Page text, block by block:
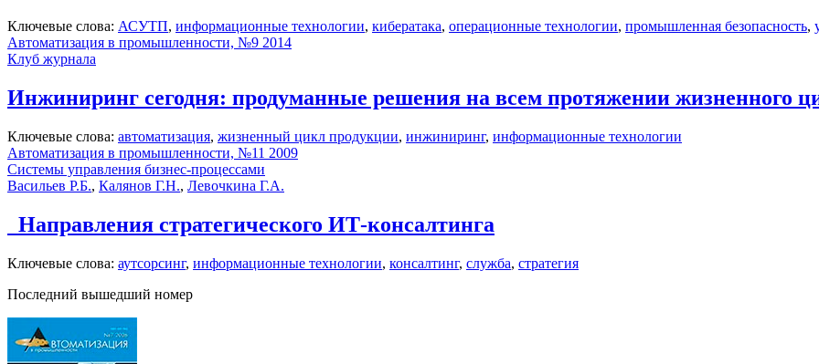
Ключевые слова: АСУТП, информационные технологии, кибератака, операционные технологии, промышленная безопасность,
Автоматизация в промышленности, №9 2014
Клуб журнала
Инжиниринг сегодня: продуманные решения на всем протяжении жизненного
Ключевые слова: автоматизация, жизненный цикл продукции, инжиниринг, информационные технологии
Автоматизация в промышленности, №11 2009
Системы управления бизнес-процессами
Васильев Р.Б., Калянов Г.Н., Левочкина Г.А.
Направления стратегического ИТ-консалтинга
Ключевые слова: аутсорсинг, информационные технологии, консалтинг, служба, стратегия
Последний вышедший номер